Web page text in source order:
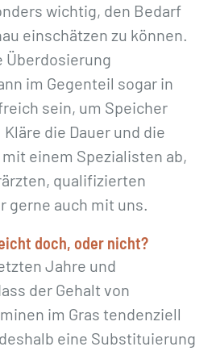
wichtig, den Bedarf
einschätzen zu können.
Überdosierung
im Gegenteil sogar in
sein, um Speicher
die Dauer und die
einem Spezialisten ab,
qualifizierten
gerne auch mit uns.
doch, oder nicht?
Jahre und
der Gehalt von
im Gras tendenziell
eine Substituierung